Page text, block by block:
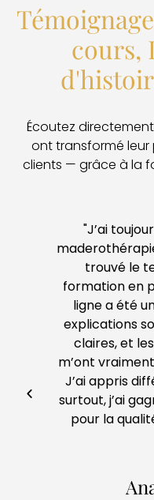
cours,
Écoutez
ont transformé
clients — grâce à la
"J’ai
trouvé le
formation en
ligne a été
explications
claires, et
m’ont
J’ai appris
surtout, j’ai
pour la